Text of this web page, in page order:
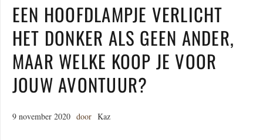
EEN HOOFDLAMPJE VERLICHT
HET DONKER ALS GEEN ANDER,
MAAR WELKE KOOP JE VOOR
JOUW AVONTUUR?
9 november 2020 door Kaz